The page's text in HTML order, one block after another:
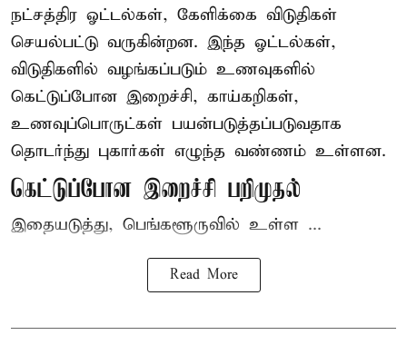
நட்சத்திர ஓட்டல்கள், கேளிக்கை விடுதிகள்
செயல்பட்டு வருகின்றன. இந்த ஓட்டல்கள்,
விடுதிகளில் வழங்கப்படும் உணவுகளில்
கெட்டுப்போன இறைச்சி, காய்கறிகள்,
உணவுப்பொருட்கள் பயன்படுத்தப்படுவதாக
தொடர்ந்து புகார்கள் எழுந்த வண்ணம் உள்ளன.
கெட்டுப்போன இறைச்சி பறிமுதல்
இதையடுத்து, பெங்களூருவில் உள்ள ...
Read More